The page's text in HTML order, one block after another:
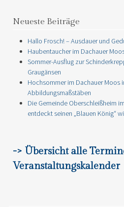
Neueste Beiträge
Hallo Frosch! – Ausdauer und
Haubentaucher im Dachauer
Sommer-Ausflug zur
Graugänsen
Hochsommer im Dachauer Moos
Abbildungsmaßstäben
Die Gemeinde Oberschleißheim
entdeckt seinen „Blauen König“
-> Übersicht alle
Veranstaltungskalender